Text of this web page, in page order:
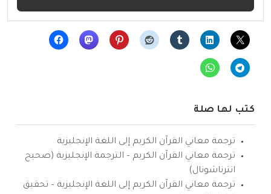
كتب لها صلة
ترجمة معاني القرآن الكريم إلى اللغة الإنجليزية
ترجمة معاني القرآن الكريم – الترجمة الإنجليزية (صحيح
انترناشونال)
ترجمة معاني القرآن الكريم إلى اللغة الإنجليزية – تحقيق